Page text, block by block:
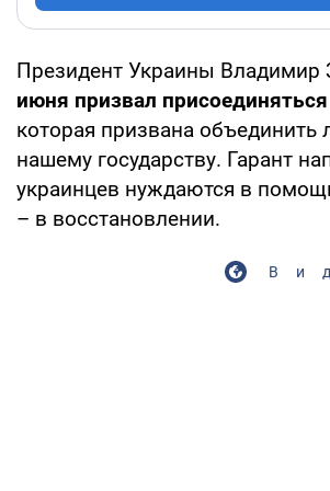
Президент Украины Владимир
июня призвал
которая призвана
нашему государству. Гарант
украинцев нуждаются в
– в восстановлении.